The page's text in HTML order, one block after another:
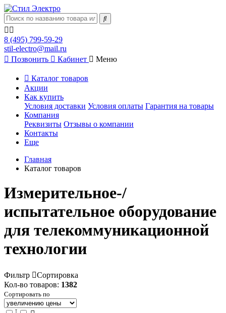
8 (495) 799-59-29
stil-electro@mail.ru
Позвонить
Кабинет Меню
Каталог товаров
Акции
Как купить
Условия доставки Условия оплаты Гарантия на товары
Компания
Реквизиты Отзывы о компании
Контакты
Еще
Главная
Каталог товаров
Измерительное-/
испытательное оборудование
для телекоммуникационной
технологии
Фильтр
Сортировка
Кол-во товаров: 1382
Сортировать по